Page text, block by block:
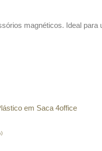
magnéticos. Ideal